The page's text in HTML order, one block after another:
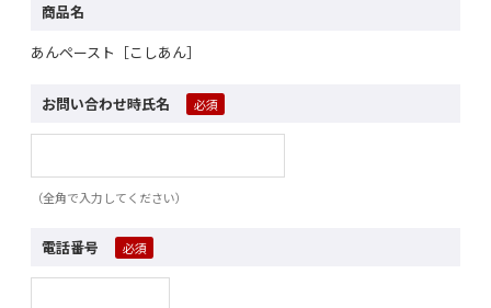
商品名
あんペースト［こしあん］
お問い合わせ時氏名
（全角で入力してください）
電話番号